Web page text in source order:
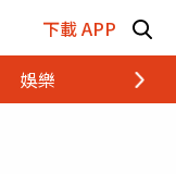
下載 APP
娛樂 財經